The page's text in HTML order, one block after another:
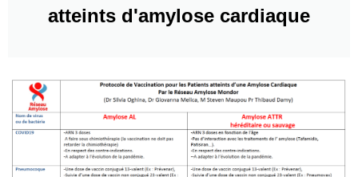
atteints d'amylose cardiaque